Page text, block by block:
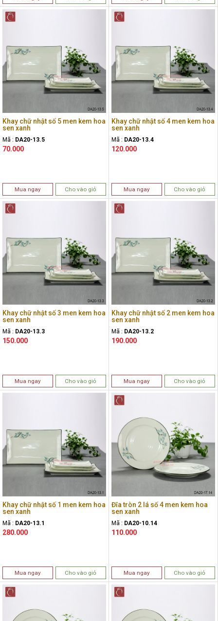
Khay chữ nhật số 5 men kem hoa
sen xanh
Mã : DA20-13.5
70.000
Mua ngay Cho vào giỏ
Khay chữ nhật số 4 men kem hoa
sen xanh
Mã : DA20-13.4
120.000
Mua ngay Cho vào giỏ
Khay chữ nhật số 3 men kem hoa
sen xanh
Mã : DA20-13.3
150.000
Mua ngay Cho vào giỏ
Khay chữ nhật số 2 men kem hoa
sen xanh
Mã : DA20-13.2
190.000
Mua ngay Cho vào giỏ
Khay chữ nhật số 1 men kem hoa
sen xanh
Mã : DA20-13.1
280.000
Mua ngay Cho vào giỏ
Đĩa tròn 2 lá số 4 men kem hoa
sen xanh
Mã : DA20-10.14
110.000
Mua ngay Cho vào giỏ